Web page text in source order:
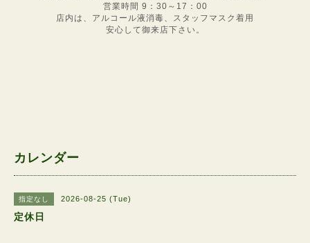
営業時間 9：30～17：00
店内は、アルコール液消毒、スタッフマスク着用
安心して御来店下さい。
カレンダー
指定なし 2026-08-25 (Tue)
定休日